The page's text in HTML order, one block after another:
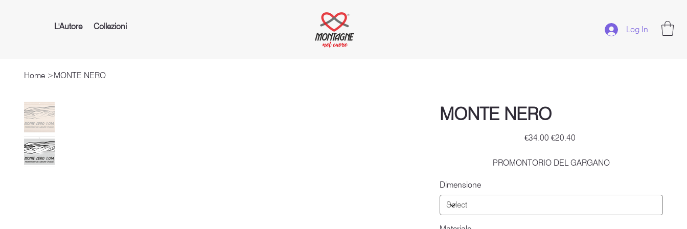
L'Autore Collezioni Log In
Home >MONTE NERO
MONTE NERO
Original
price
€34.00
Sale
price
€20.40
PROMONTORIO DEL GARGANO
Dimensione